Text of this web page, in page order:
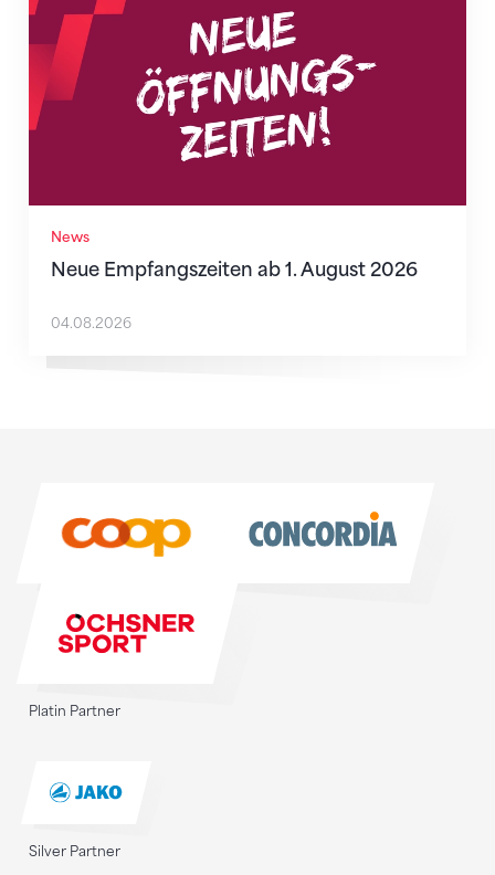
News
Neue Empfangszeiten ab 1. August 2026
04.08.2026
Platin Partner
Silver Partner